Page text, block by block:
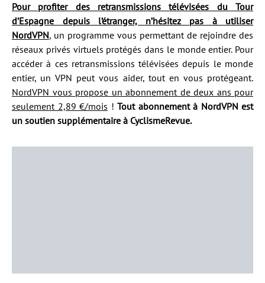
Pour profiter des retransmissions télévisées du Tour
d’Espagne depuis l’étranger, n’hésitez pas à utiliser
NordVPN, un programme vous permettant de rejoindre des
réseaux privés virtuels protégés dans le monde entier. Pour
accéder à ces retransmissions télévisées depuis le monde
entier, un VPN peut vous aider, tout en vous protégeant.
NordVPN vous propose un abonnement de deux ans pour
seulement 2,89 €/mois ! Tout abonnement à NordVPN est
un soutien supplémentaire à CyclismeRevue.